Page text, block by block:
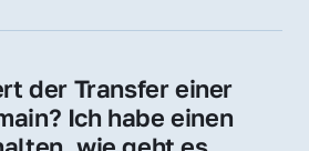
zusätzliche Vermittlungs-
der Transfer einer
Ich habe einen